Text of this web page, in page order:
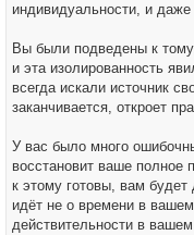
индивидуальности, и
Вы были подведены к
и эта изолированность
всегда искали источник
заканчивается, откроет
У вас было много
восстановит ваше полное
к этому готовы, вам
идёт не о времени в
действительности в